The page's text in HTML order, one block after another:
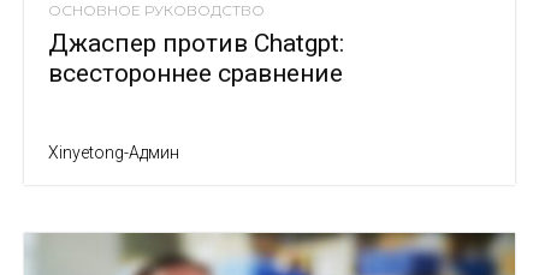
ОСНОВНОЕ РУКОВОДСТВО
Джаспер против Chatgpt:
всестороннее сравнение
Xinyetong-Админ